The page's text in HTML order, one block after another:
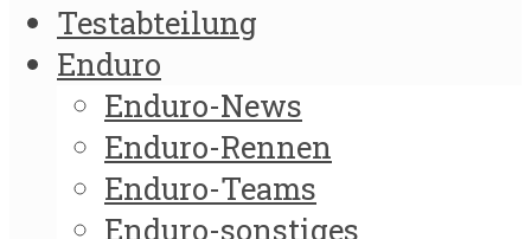
Testabteilung
Enduro
Enduro-News
Enduro-Rennen
Enduro-Teams
Enduro-sonstiges